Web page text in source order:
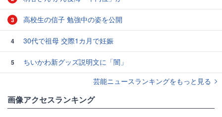
3 高校生の信子 勉強中の姿を公開
4 30代で祖母 交際1カ月で妊娠
5
ちいかわ新グッズ説明文に「闇」
芸能ニュースランキングをもっと見る
画像アクセスランキング